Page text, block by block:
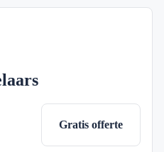
Gratis offerte